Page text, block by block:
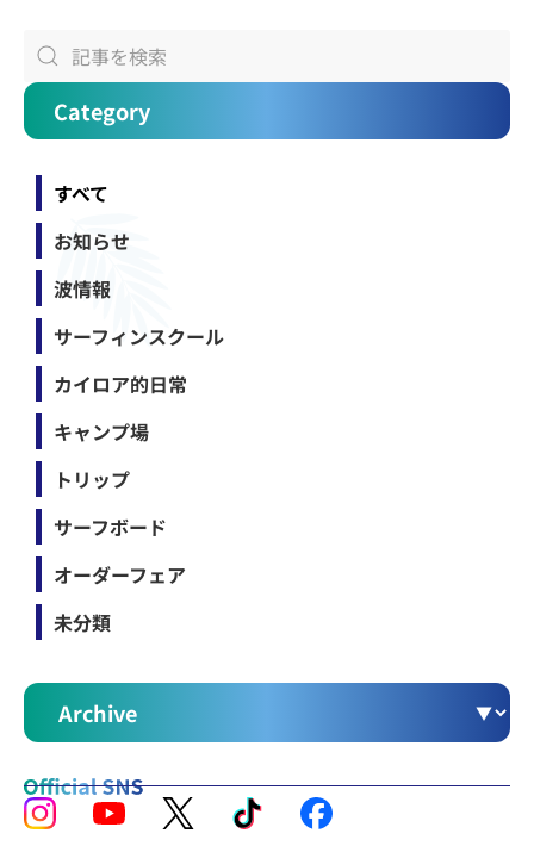
Category
すべて
お知らせ
波情報
サーフィンスクール
カイロア的日常
キャンプ場
トリップ
サーフボード
オーダーフェア
未分類